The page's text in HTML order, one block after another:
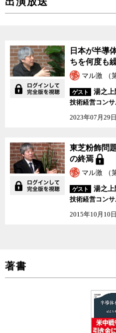
日本が半導
ちを何度も
マル激 （
ゲスト
湯之上
技術経営コン
2023年07月29日
東芝粉飾問
の終焉
マル激 （
ゲスト
湯之上
技術経営コン
2015年10月10日
著書